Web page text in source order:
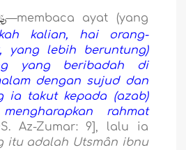
—membaca ayat (yang
kalian, hai orang-
yang lebih beruntung)
yang beribadah di
dengan sujud dan
ia takut kepada (azab)
rahmat
Az-Zumar: 9], lalu ia
itu adalah Utsmân ibnu